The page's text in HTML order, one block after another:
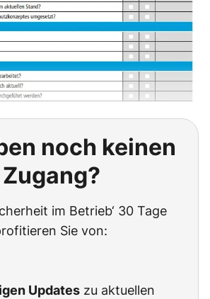
noch keinen
Zugang?
im Betrieb‘ 30 Tage
Sie von:
Updates zu aktuellen